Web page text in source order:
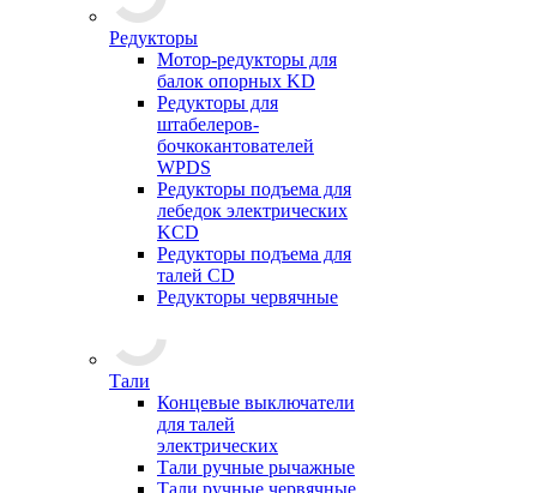
Редукторы
Мотор-редукторы для
балок опорных KD
Редукторы для
штабелеров-
бочкокантователей
WPDS
Редукторы подъема для
лебедок электрических
KCD
Редукторы подъема для
талей CD
Редукторы червячные
Тали
Концевые выключатели
для талей
электрических
Тали ручные рычажные
Тали ручные червячные